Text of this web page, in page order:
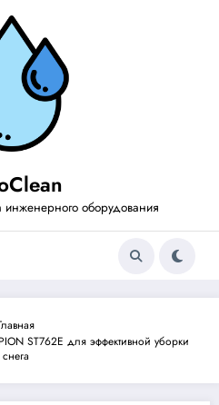
инженерного оборудования
ST762E для эффективной уборки
снега